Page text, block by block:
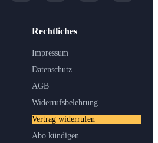
Rechtliches
Impressum
Datenschutz
AGB
Widerrufsbelehrung
Vertrag widerrufen
Abo kündigen